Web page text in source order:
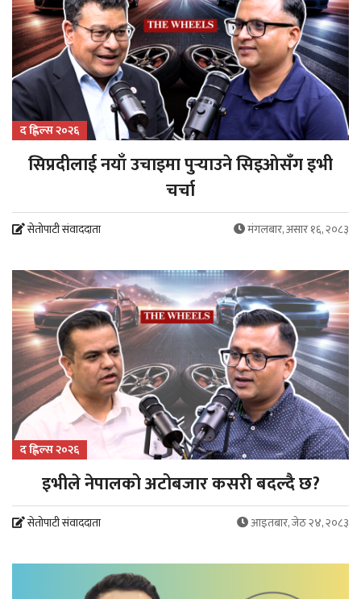
द ह्लिल्स २०२६
सिप्रदीलाई नयाँ उचाइमा पुर्‍याउने सिइओसँग इभी
चर्चा
सेतोपाटी संवाददाता मंगलबार, असार १६, २०८३
द ह्लिल्स २०२६
इभीले नेपालको अटोबजार कसरी बदल्दै छ?
सेतोपाटी संवाददाता आइतबार, जेठ २४, २०८३